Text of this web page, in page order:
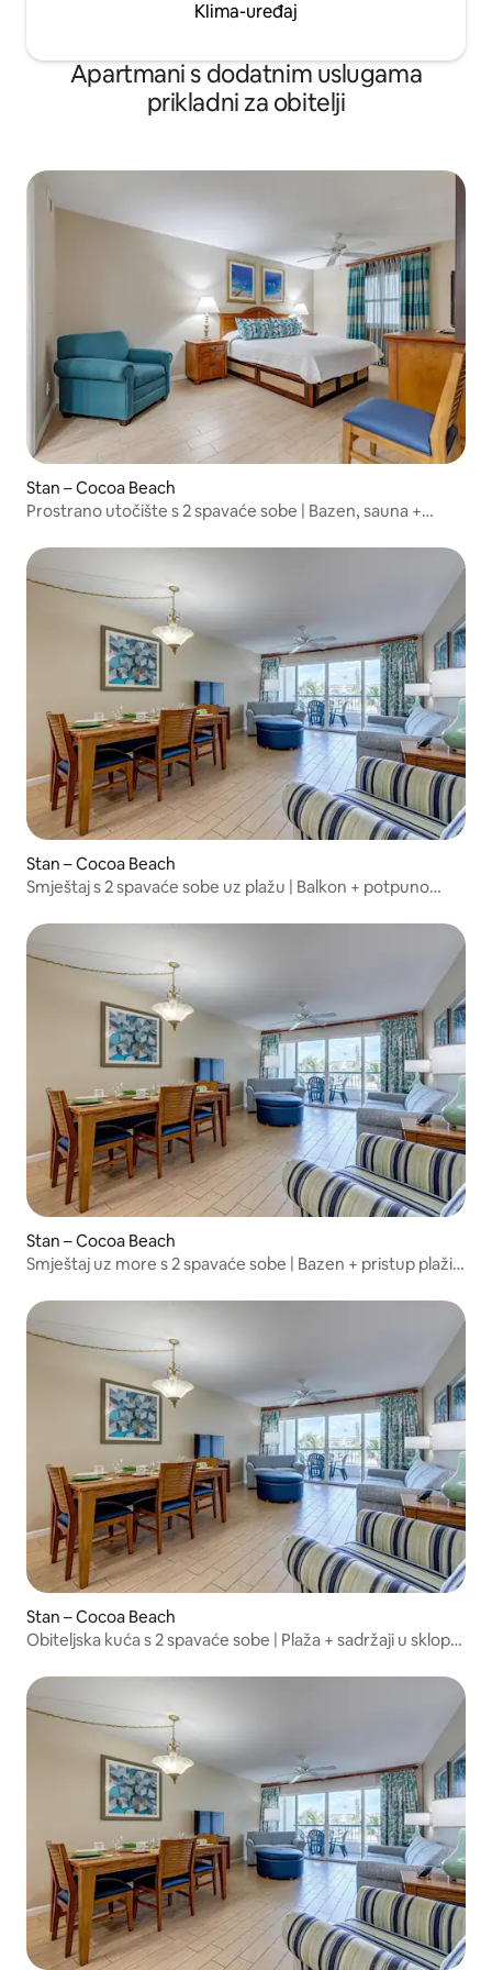
Klima-uređaj
Apartmani s dodatnim uslugama
prikladni za obitelji
Stan – Cocoa Beach
Prostrano utočište s 2 spavaće sobe | Bazen, sauna +
Stan – Cocoa Beach
Smještaj s 2 spavaće sobe uz plažu | Balkon + potpuno
Stan – Cocoa Beach
Smještaj uz more s 2 spavaće sobe | Bazen + pristup plaži |
Stan – Cocoa Beach
Obiteljska kuća s 2 spavaće sobe | Plaža + sadržaji u sklopu